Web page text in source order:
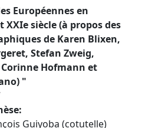
Européennes en
XXIe siècle (à propos des
de Karen Blixen,
Stefan Zweig,
Hofmann et
"
Guiyoba (cotutelle)